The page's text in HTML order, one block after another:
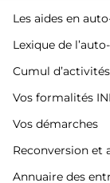
Les aides en
Lexique de
Cumul
Vos formalités
Vos démarches
Reconversion et
Annuaire des